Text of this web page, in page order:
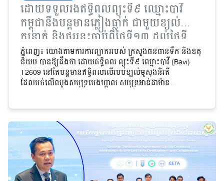
ដោយទទួលរងឥទ្ធិពលព្យុះទី៩ ឈ្មោះបាវី
កម្ពុជានឹងបន្តមានភ្លៀងធ្លាក់ ជាមួយខ្យល់
កន្ត្រាក់ និងផ្គររន្ទះចាប់ពីថ្ងៃទី១៣ ដល់ថ្ងៃទី
១៥ កក្កដា
ភ្នំពេញ៖ យោងតាមការការព្យាកររបស់ ក្រសួងធនធានទឹក និងឧតុ
និយម បានឱ្យដឹងថា ដោយឥទ្ធិពល ព្យុះទី៩ ឈ្មោះបាវី (Bavi)
T2609 នៅតែបន្តមានឥទ្ធិពលលើរបបខ្យល់មូសុងនិរតី
ដែលបក់លើឈូងសមុទ្របេងហ្គាល សមុទ្រអាន់ដាម៉ាន...